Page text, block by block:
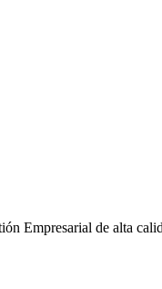
Empresarial de alta